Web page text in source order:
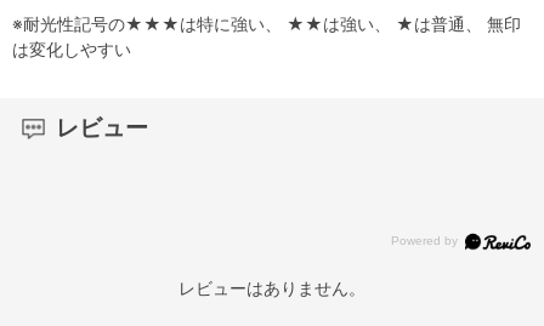
※耐光性記号の★★★は特に強い、 ★★は強い、 ★は普通、 無印
は変化しやすい
レビュー
レビューはありません。